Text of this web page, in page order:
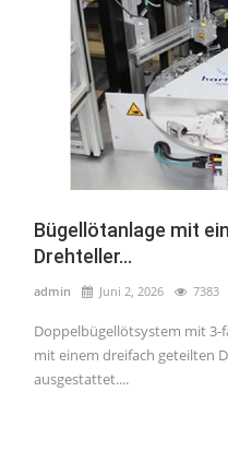
Bügellötanlage mit
Drehteller...
admin Juni 2, 2026 7383
Doppelbügellötsystem mit 3-
mit einem dreifach geteilten
ausgestattet....